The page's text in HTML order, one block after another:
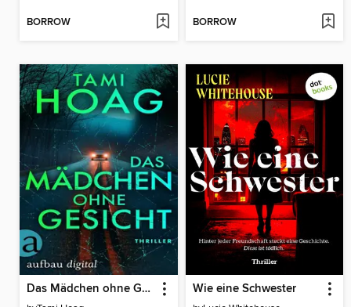
BORROW BORROW
Das Mädchen ohne Gesicht Wie eine Schwester